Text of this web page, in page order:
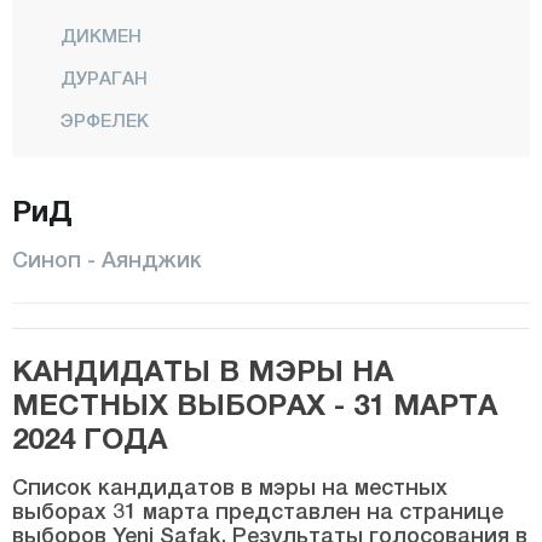
ДИКМЕН
ДУРАГАН
ЭРФЕЛЕК
Центр
САРАЙДЮЗЮ
Шырнак
Сивас
Текирдаг
Трабзон
РиД
Синоп - Аянджик
КАНДИДАТЫ В МЭРЫ НА
МЕСТНЫХ ВЫБОРАХ - 31 МАРТА
2024 ГОДА
Список кандидатов в мэры на местных
выборах 31 марта представлен на странице
выборов Yeni Şafak. Результаты голосования в